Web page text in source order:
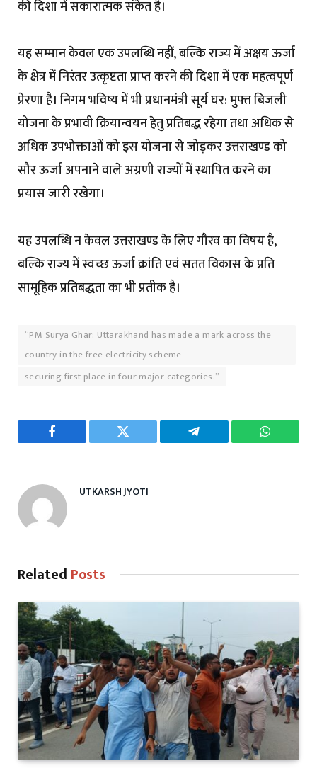
की दिशा में सकारात्मक संकेत है।
यह सम्मान केवल एक उपलब्धि नहीं, बल्कि राज्य में अक्षय ऊर्जा
के क्षेत्र में निरंतर उत्कृष्टता प्राप्त करने की दिशा में एक महत्वपूर्ण
प्रेरणा है। निगम भविष्य में भी प्रधानमंत्री सूर्य घर: मुफ्त बिजली
योजना के प्रभावी क्रियान्वयन हेतु प्रतिबद्ध रहेगा तथा अधिक से
अधिक उपभोक्ताओं को इस योजना से जोड़कर उत्तराखण्ड को
सौर ऊर्जा अपनाने वाले अग्रणी राज्यों में स्थापित करने का
प्रयास जारी रखेगा।
यह उपलब्धि न केवल उत्तराखण्ड के लिए गौरव का विषय है,
बल्कि राज्य में स्वच्छ ऊर्जा क्रांति एवं सतत विकास के प्रति
सामूहिक प्रतिबद्धता का भी प्रतीक है।
“PM Surya Ghar: Uttarakhand has made a mark across the
country in the free electricity scheme
securing first place in four major categories.”
Facebook Twitter Telegram
UTKARSH JYOTI
Related Posts